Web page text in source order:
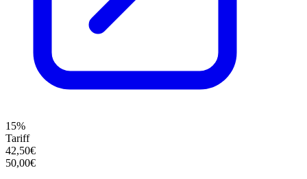
15%
Tariff
42,50€
50,00€